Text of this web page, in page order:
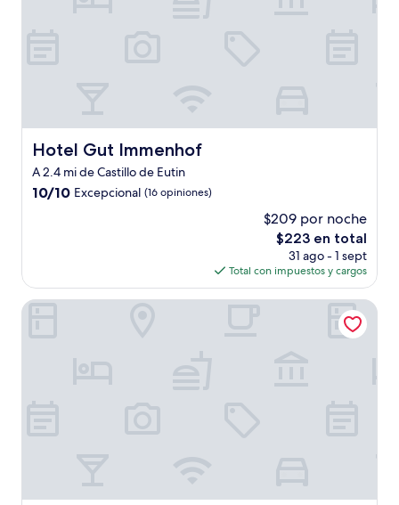
Hotel Gut Immenhof
Hotel Gut Immenhof
A 2.4 mi de Castillo de Eutin
10.0
10/10 Excepcional (16 opiniones)
$209 por noche
El
precio
actual
es
de
$223 en total
31 ago - 1 sept
Total con impuestos y cargos
Hotel Dieksee - Collection by Ligula